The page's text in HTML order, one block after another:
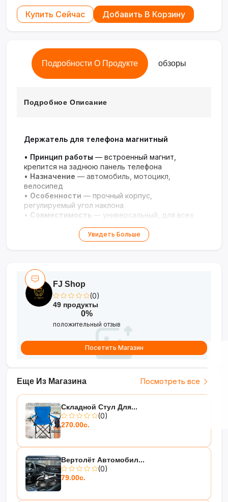
Купить Сейчас Добавить В Корзину
Подробности О Продукте обзоры
Подробное Описание
Держатель для телефона магнитный
• Принцип работы — встроенный магнит,
крепится на заднюю панель телефона
• Назначение — автомобиль, мотоцикл,
велосипед
• Особенности — прочный корпус,
регулируемый угол наклона
• Совместимость — универсальный, для всех
Увидеть Больше
Еще Из Магазина Посмотреть все
Складной Стул Для...
(0)
270.00с.
Вертолёт Автомобил...
(0)
79.00с.
FJ Shop
(0)
49 продукты
0%
положительный отзыв
Посетить Магазин